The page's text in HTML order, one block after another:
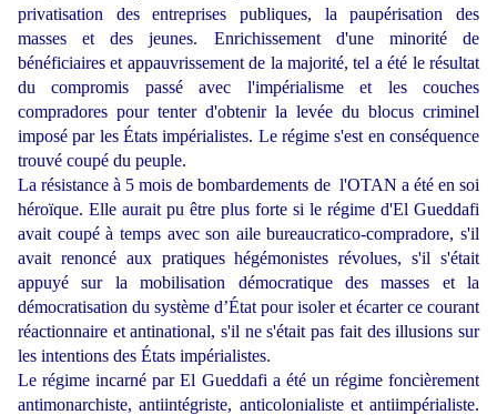
privatisation des entreprises publiques, la paupérisation des
masses et des jeunes. Enrichissement d'une minorité de
bénéficiaires et appauvrissement de la majorité, tel a été le résultat
du compromis passé avec l'impérialisme et les couches
compradores pour tenter d'obtenir la levée du blocus criminel
imposé par les États impérialistes. Le régime s'est en conséquence
trouvé coupé du peuple.
La résistance à 5 mois de bombardements de l'OTAN a été en soi
héroïque. Elle aurait pu être plus forte si le régime d'El Gueddafi
avait coupé à temps avec son aile bureaucratico-compradore, s'il
avait renoncé aux pratiques hégémonistes révolues, s'il s'était
appuyé sur la mobilisation démocratique des masses et la
démocratisation du système d’État pour isoler et écarter ce courant
réactionnaire et antinational, s'il ne s'était pas fait des illusions sur
les intentions des États impérialistes.
Le régime incarné par El Gueddafi a été un régime foncièrement
antimonarchiste, antiintégriste, anticolonialiste et antiimpérialiste.